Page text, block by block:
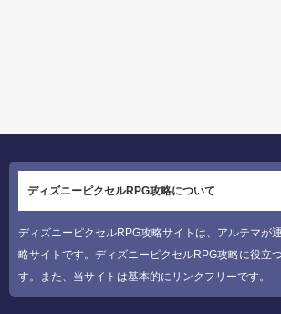
ディズニーピクセルRPG攻略について
ディズニーピクセルRPG攻略サイトは、アルテマが
略サイトです。ディズニーピクセルRPG攻略に役立
す。また、当サイトは基本的にリンクフリーです。